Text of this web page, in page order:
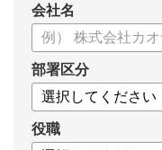
こちらの資料では、
・人事評価システムが
・導入検討に必要な3つ
・7つの選定ポイント
についてまとめました
会社名
部署区分
役職